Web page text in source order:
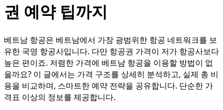
권 예약 팁까지
베트남 항공은 베트남에서 가장 광범위한 항공 네트워크를 보
유한 국영 항공사입니다. 다만 항공권 가격이 저가 항공사보다
높은 편이죠. 저렴한 가격에 베트남 항공을 이용할 방법이 없
을까요? 이 글에서는 가격 구조를 상세히 분석하고, 실제 총 비
용을 비교하며, 스마트한 예약 전략을 공유합니다. 단순한 가
격표 이상의 정보를 제공합니다.